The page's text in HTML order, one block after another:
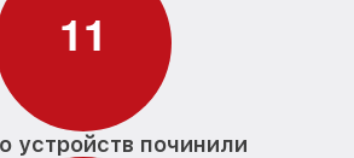
11
устройств починили